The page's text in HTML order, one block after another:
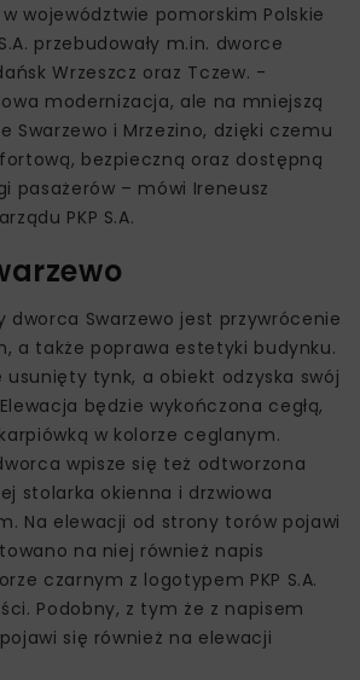
województwie pomorskim Polskie
przebudowały m.in. dworce
Wrzeszcz oraz Tczew. -
modernizacja, ale na mniejszą
Swarzewo i Mrzezino, dzięki czemu
bezpieczną oraz dostępną
pasażerów – mówi Ireneusz
PKP S.A.
dworca Swarzewo jest przywrócenie
a także poprawa estetyki budynku.
usunięty tynk, a obiekt odzyska swój
będzie wykończona cegłą,
w kolorze ceglanym.
wpisze się też odtworzona
stolarka okienna i drzwiowa
Na elewacji od strony torów pojawi
na niej również napis
czarnym z logotypem PKP S.A.
Podobny, z tym że z napisem
się również na elewacji